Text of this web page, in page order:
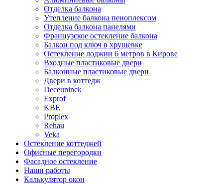
Отделка балкона
Утепление балкона пеноплексом
Отделка балкона панелями
Французское остекление балкона
Балкон под ключ в хрущевке
Остекление лоджии 6 метров в Кирове
Входные пластиковые двери
Балконные пластиковые двери
Двери в коттедж
Deceuninck
Exprof
KBE
Proplex
Rehau
Veka
Остекление коттеджей
Офисные перегородки
Фасадное остекление
Наши работы
Калькулятор окон